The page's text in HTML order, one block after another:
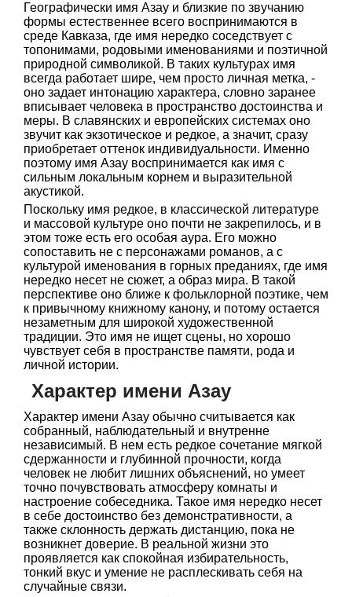
Географически имя Азау и близкие по звучанию
формы естественнее всего воспринимаются в
среде Кавказа, где имя нередко соседствует с
топонимами, родовыми именованиями и поэтичной
природной символикой. В таких культурах имя
всегда работает шире, чем просто личная метка, -
оно задает интонацию характера, словно заранее
вписывает человека в пространство достоинства и
меры. В славянских и европейских системах оно
звучит как экзотическое и редкое, а значит, сразу
приобретает оттенок индивидуальности. Именно
поэтому имя Азау воспринимается как имя с
сильным локальным корнем и выразительной
акустикой.
Поскольку имя редкое, в классической литературе
и массовой культуре оно почти не закрепилось, и в
этом тоже есть его особая аура. Его можно
сопоставить не с персонажами романов, а с
культурой именования в горных преданиях, где имя
нередко несет не сюжет, а образ мира. В такой
перспективе оно ближе к фольклорной поэтике, чем
к привычному книжному канону, и потому остается
незаметным для широкой художественной
традиции. Это имя не ищет сцены, но хорошо
чувствует себя в пространстве памяти, рода и
личной истории.
Характер имени Азау
Характер имени Азау обычно считывается как
собранный, наблюдательный и внутренне
независимый. В нем есть редкое сочетание мягкой
сдержанности и глубинной прочности, когда
человек не любит лишних объяснений, но умеет
точно почувствовать атмосферу комнаты и
настроение собеседника. Такое имя нередко несет
в себе достоинство без демонстративности, а
также склонность держать дистанцию, пока не
возникнет доверие. В реальной жизни это
проявляется как спокойная избирательность,
тонкий вкус и умение не расплескивать себя на
случайные связи.